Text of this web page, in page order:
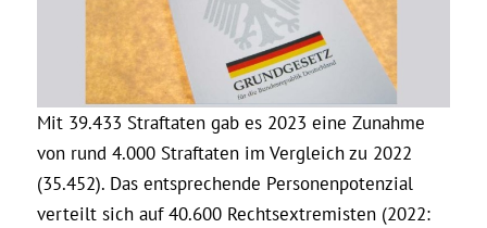
Mit 39.433 Straftaten gab es 2023 eine Zunahme
von rund 4.000 Straftaten im Vergleich zu 2022
(35.452). Das entsprechende Personenpotenzial
verteilt sich auf 40.600 Rechtsextremisten (2022: